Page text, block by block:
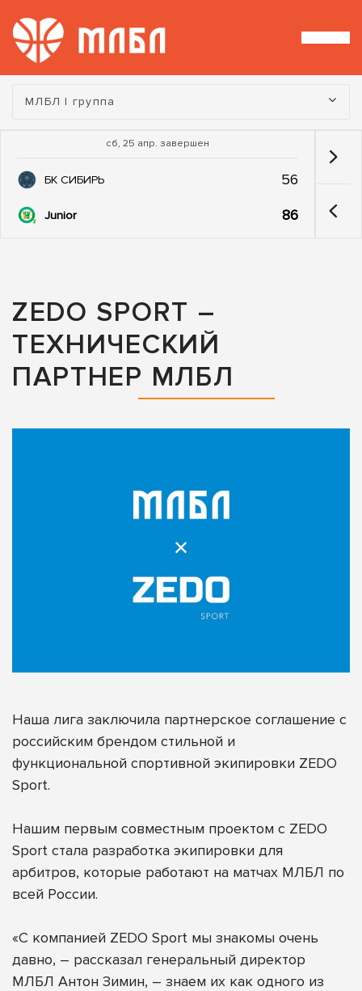
Турнир:
МЛБЛ I группа
сб, 25 апр. завершен
БК СИБИРЬ 56
Junior 86
ZEDO SPORT –
ТЕХНИЧЕСКИЙ
ПАРТНЕР МЛБЛ
Наша лига заключила партнерское соглашение с
российским брендом стильной и
функциональной спортивной экипировки ZEDO
Sport.
Нашим первым совместным проектом с ZEDO
Sport стала разработка экипировки для
арбитров, которые работают на матчах МЛБЛ по
всей России.
«С компанией ZEDO Sport мы знакомы очень
давно, – рассказал генеральный директор
МЛБЛ Антон Зимин, – знаем их как одного из